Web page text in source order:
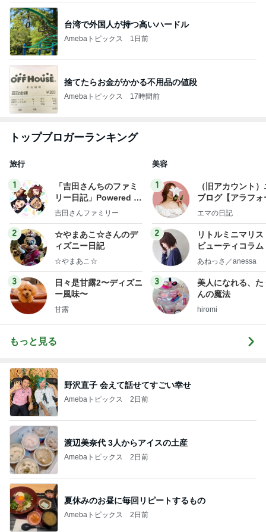
台湾で外国人が持つ高いハードル
Amebaトピックス 1日前
捨てたらお金がかかる不用品の値段
Amebaトピックス 17時間前
トップブロガーランキング
旅行
1
「吉田さんちのファミ
リー日記」Powered b
y Ameba 吉田さんファ
ログ
吉田さんファミリー
2
☆やまあこ☆さんのデ
ィズニー日記
☆やまあこ☆
3
日々是甘露2〜ディズニ
ー風味〜
甘露
美容
1
（旧アカウント
ブログ【アラフォ
社売却セカンドラ
エマの日記
2
リトルミニマリス
ビューティコラ
little
あねっさ／anessa
3
美人になれる、た
んの魔法
hiromi
もっと見る
野沢直子 会えて話せてすごい幸せ
Amebaトピックス 2日前
渡辺美奈代 3人からアイスの土産
Amebaトピックス 2日前
夏休みのお昼に毎回リピートするもの
Amebaトピックス 2日前